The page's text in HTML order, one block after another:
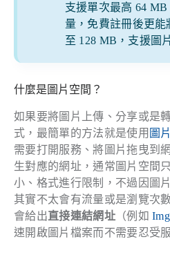
支援單次最高 64
量，免費註冊後更能
至 128 MB，支援圖
什麼是圖片空間？
如果要將圖片上傳、分享或是
式，最簡單的方法就是使用 圖
需要打開服務、將圖片拖曳到
生對應的網址，通常圖片空間
小、格式進行限制，不過因圖
其實不太會有流量或是瀏覽次
會給出直接連結網址（例如
速開啟圖片檔案而不需要忍受